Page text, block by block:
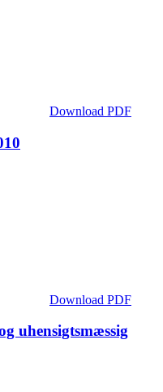
Download PDF
Download PDF
uhensigtsmæssig